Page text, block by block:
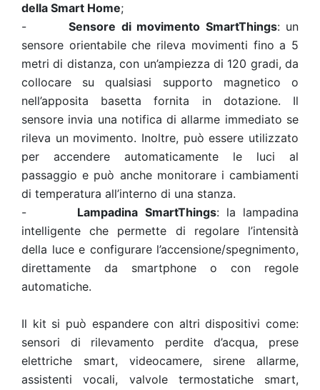
della Smart Home;
-Sensore di movimento SmartThings: un
sensore orientabile che rileva movimenti fino a 5
metri di distanza, con un’ampiezza di 120 gradi, da
collocare su qualsiasi supporto magnetico o
nell’apposita basetta fornita in dotazione. Il
sensore invia una notifica di allarme immediato se
rileva un movimento. Inoltre, può essere utilizzato
per accendere automaticamente le luci al
passaggio e può anche monitorare i cambiamenti
di temperatura all’interno di una stanza.
- Lampadina SmartThings: la lampadina
intelligente che permette di regolare l’intensità
della luce e configurare l’accensione/spegnimento,
direttamente da smartphone o con regole
automatiche.
Il kit si può espandere con altri dispositivi come:
sensori di rilevamento perdite d’acqua, prese
elettriche smart, videocamere, sirene allarme,
assistenti vocali, valvole termostatiche smart,